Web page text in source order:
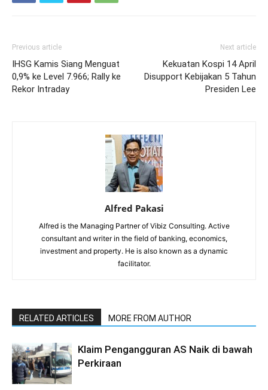
Previous article
IHSG Kamis Siang Menguat
0,9% ke Level 7.966; Rally ke
Rekor Intraday
Next article
Kekuatan Kospi 14 April
Disupport Kebijakan 5 Tahun
Presiden Lee
Alfred Pakasi
Alfred is the Managing Partner of Vibiz Consulting. Active
consultant and writer in the field of banking, economics,
investment and property. He is also known as a dynamic
facilitator.
RELATED ARTICLES MORE FROM AUTHOR
Klaim Pengangguran AS Naik di bawah
Perkiraan